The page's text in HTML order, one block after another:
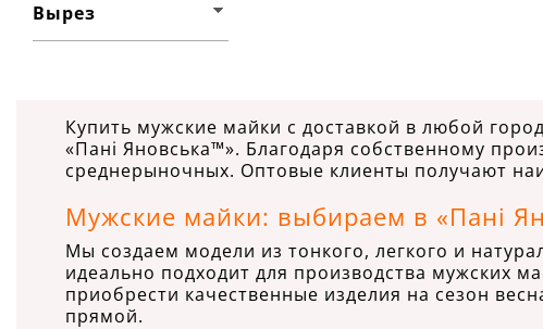
Вырез
Купить мужские майки с доставкой в любой
«Пані Яновська™». Благодаря собственному
среднерыночных. Оптовые клиенты получают
Мужские майки: выбираем в «Пані
Мы создаем модели из тонкого, легкого и
идеально подходит для производства мужских
приобрести качественные изделия на сезон
прямой.